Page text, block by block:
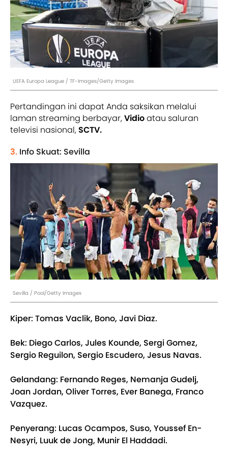
UEFA Europa League / TF-Images/Getty Images
Pertandingan ini dapat Anda saksikan melalui
laman streaming berbayar,Vidioatau saluran
televisi nasional, SCTV.
3. Info Skuat: Sevilla
Sevilla / Pool/Getty Images
Kiper: Tomas Vaclik, Bono, Javi Diaz.
Bek: Diego Carlos, Jules Kounde, Sergi Gomez,
Sergio Reguilon, Sergio Escudero, Jesus Navas.
Gelandang: Fernando Reges, Nemanja Gudelj,
Joan Jordan, Oliver Torres, Ever Banega, Franco
Vazquez.
Penyerang: Lucas Ocampos, Suso, Youssef En-
Nesyri, Luuk de Jong, Munir El Haddadi.